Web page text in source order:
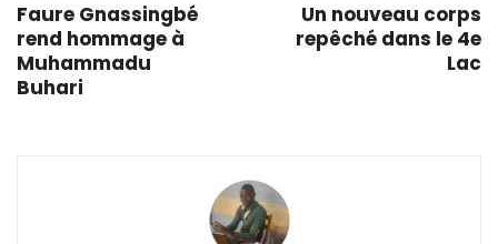
Faure Gnassingbé
rend hommage à
Muhammadu
Buhari
Un nouveau corps
repêché dans le 4e
Lac